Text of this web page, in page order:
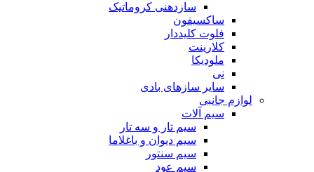
سازدهنی کروماتیک
ساکسیفون
فلوت کلیددار
کلارینت
ملودیکا
نی
سایر سازهای بادی
لوازم جانبی
سیم آلات
سیم تار و سه تار
سیم دیوان و باغلاما
سیم سنتور
سیم عود